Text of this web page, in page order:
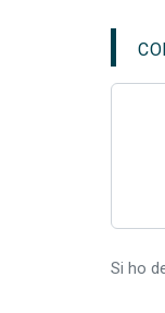
Si ho